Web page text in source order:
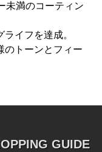
未満のコーティン
イフを達成。
のトーンとフィー
GUIDE